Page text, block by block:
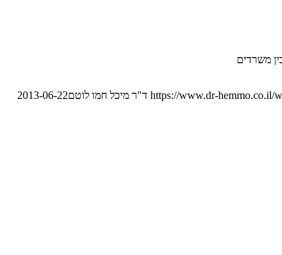
משרדים
https://www.dr-hemmo.co.il/ ד"ר מיכל חמו לוטם2013-06-22